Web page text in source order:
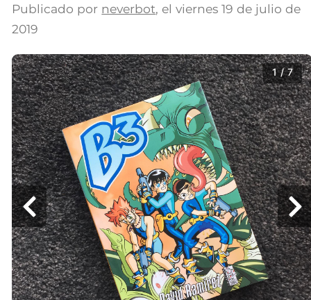
Publicado por neverbot, elviernes 19 de julio de
2019
1 / 7